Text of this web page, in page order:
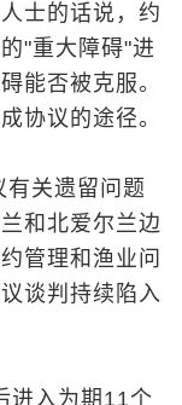
士的话说，约
"重大障碍"进
能否被克服。
协议的途径。
有关遗留问题
和北爱尔兰边
管理和渔业问
谈判持续陷入
进入为期11个